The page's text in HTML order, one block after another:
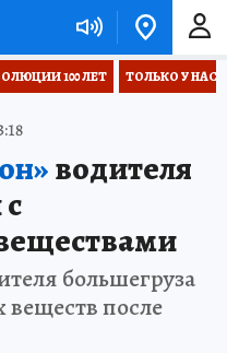
100 ЛЕТ ТОЛЬКО У НАС
водителя
большегруза
после